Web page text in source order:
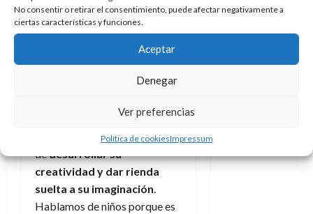
No consentir o retirar el consentimiento, puede afectar negativamente a
ciertas características y funciones.
Aceptar
Denegar
Ver preferencias
Política de cookiesImpressum
Arena, Jovi
Jovi lleva más de ochenta años
trabajando para que los niños
puedan jugar, divertirse y,
sobre todo, disfrutar con las
innovando y descubriendo
nuevas maneras
dedesarrollar su
creatividad y dar rienda
suelta a su imaginación.
Hablamos de niños porque es